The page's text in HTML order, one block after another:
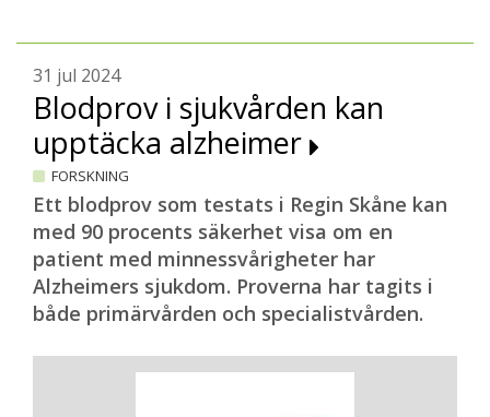
31 jul 2024
Blodprov i sjukvården kan
upptäcka alzheimer
FORSKNING
Ett blodprov som testats i Regin Skåne kan
med 90 procents säkerhet visa om en
patient med minnessvårigheter har
Alzheimers sjukdom. Proverna har tagits i
både primärvården och specialistvården.